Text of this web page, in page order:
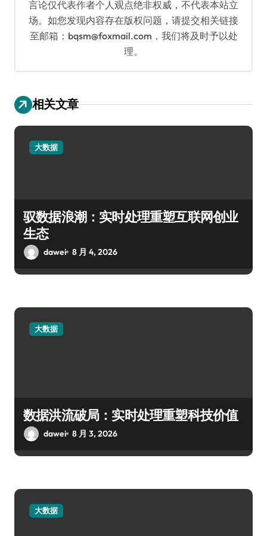
言论仅代表作者个人观点绝非权威，不代表本站立
场。如您发现内容存在版权问题，请提交相关链接
至邮箱：bqsm@foxmail.com，我们将及时予以处
理。
相关文章
大数据
驭数据浪潮：实时处理重塑互联网创业
生态
dawei 8 月 4, 2026
大数据
数据洪流破局：实时处理重塑科技价值
dawei 8 月 3, 2026
大数据